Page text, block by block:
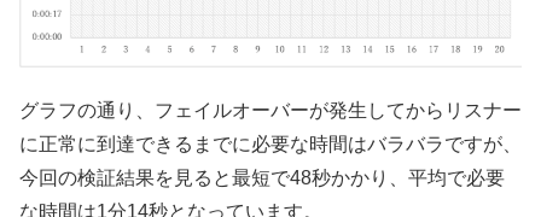
グラフの通り、フェイルオーバーが発生してからリスナー
に正常に到達できるまでに必要な時間はバラバラですが、
今回の検証結果を見ると最短で48秒かかり、平均で必要
な時間は1分14秒となっています。